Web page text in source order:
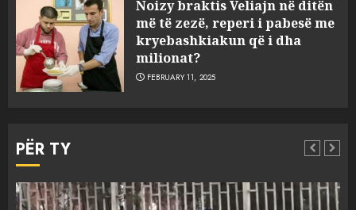
Noizy braktis Veliajn në ditën
më të zezë, reperi i pabesë me
kryebashkiakun që i dha
milionat?
FEBRUARY 11, 2025
PËR TY
4
çfarë dënimi kërkon për
Mariela dhe Antonela
Berishën
MARCH 25, 2025
5
dëshmia e Nuredin Dumanit
plagosën!
MARCH 25, 2025